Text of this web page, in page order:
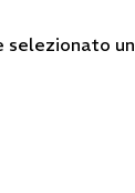
selezionato un